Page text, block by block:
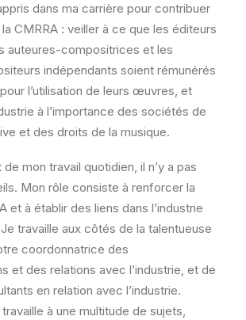
dans ma carrière pour contribuer
CMRRA : veiller à ce que les éditeurs
auteures-compositrices et les
indépendants soient rémunérés
l’utilisation de leurs œuvres, et
à l’importance des sociétés de
et des droits de la musique.
mon travail quotidien, il n’y a pas
Mon rôle consiste à renforcer la
et à établir des liens dans l’industrie
travaille aux côtés de la talentueuse
coordonnatrice des
et des relations avec l’industrie, et de
en relation avec l’industrie.
à une multitude de sujets,